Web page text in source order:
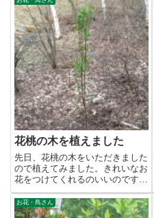
花桃の木を植えました
先日、花桃の木をいただきました
ので植えてみました。きれいなお
花をつけてくれるのいいのです
が、かなり心配な事があります。
そ...
お花・鳥さん